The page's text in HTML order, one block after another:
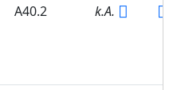
A40.2 k.A.